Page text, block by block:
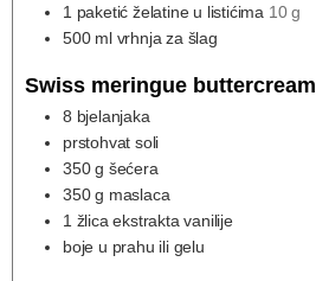
1 paketić želatine u listićima 10 g
500 ml vrhnja za šlag
Swiss meringue buttercream
8 bjelanjaka
prstohvat soli
350 g šećera
350 g maslaca
1 žlica ekstrakta vanilije
boje u prahu ili gelu